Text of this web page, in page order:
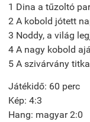
1 Dina a tűzoltó
2 A kobold jótett
3 Noddy, a világ
4 A nagy kobold
5 A szivárvány titka
Játékidő: 60 perc
Kép: 4:3
Hang: magyar 2:0